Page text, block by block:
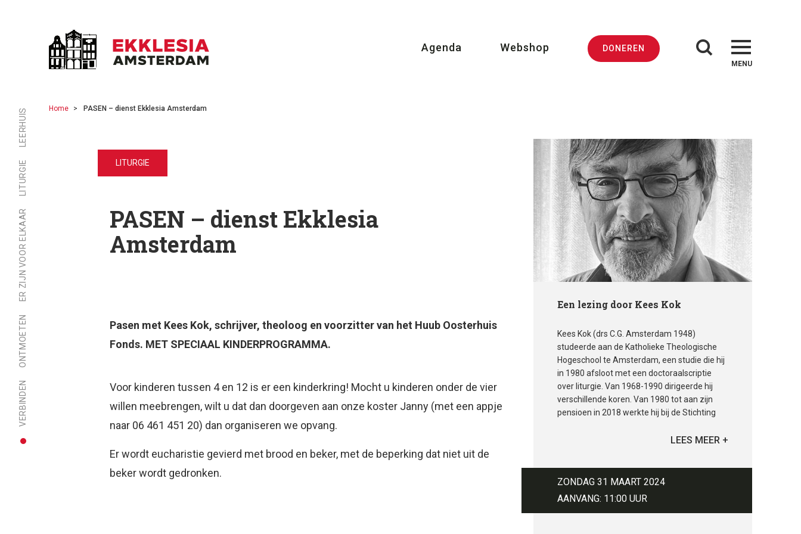
Agenda Webshop DONEREN
MENU
LEERHUIS
LITURGIE
ER ZIJN VOOR ELKAAR
ONTMOETEN
VERBINDEN
Home PASEN – dienst Ekklesia Amsterdam
LITURGIE
PASEN – dienst Ekklesia
Amsterdam
Pasen met Kees Kok, schrijver, theoloog en voorzitter van het Huub Oosterhuis
Fonds. MET SPECIAAL KINDERPROGRAMMA.
Voor kinderen tussen 4 en 12 is er een kinderkring! Mocht u kinderen onder de vier
willen meebrengen, wilt u dat dan doorgeven aan onze koster Janny (met een appje
naar 06 461 451 20) dan organiseren we opvang.
Er wordt eucharistie gevierd met brood en beker, met de beperking dat niet uit de
beker wordt gedronken.
Een lezing door Kees Kok
Kees Kok (drs C.G. Amsterdam 1948)
studeerde aan de Katholieke Theologische
Hogeschool te Amsterdam, een studie die hij
in 1980 afsloot met een doctoraalscriptie
over liturgie. Van 1968-1990 dirigeerde hij
verschillende koren. Van 1980 tot aan zijn
pensioen in 2018 werkte hij bij de Stichting
Studentenekklesia (nu Ekklesia Amsterdam)
verspreidde, promootte en in het Duits
schreef hij boeken over liturgie, over de
ZONDAG 31 MAART 2024
AANVANG: 11:00 UUR